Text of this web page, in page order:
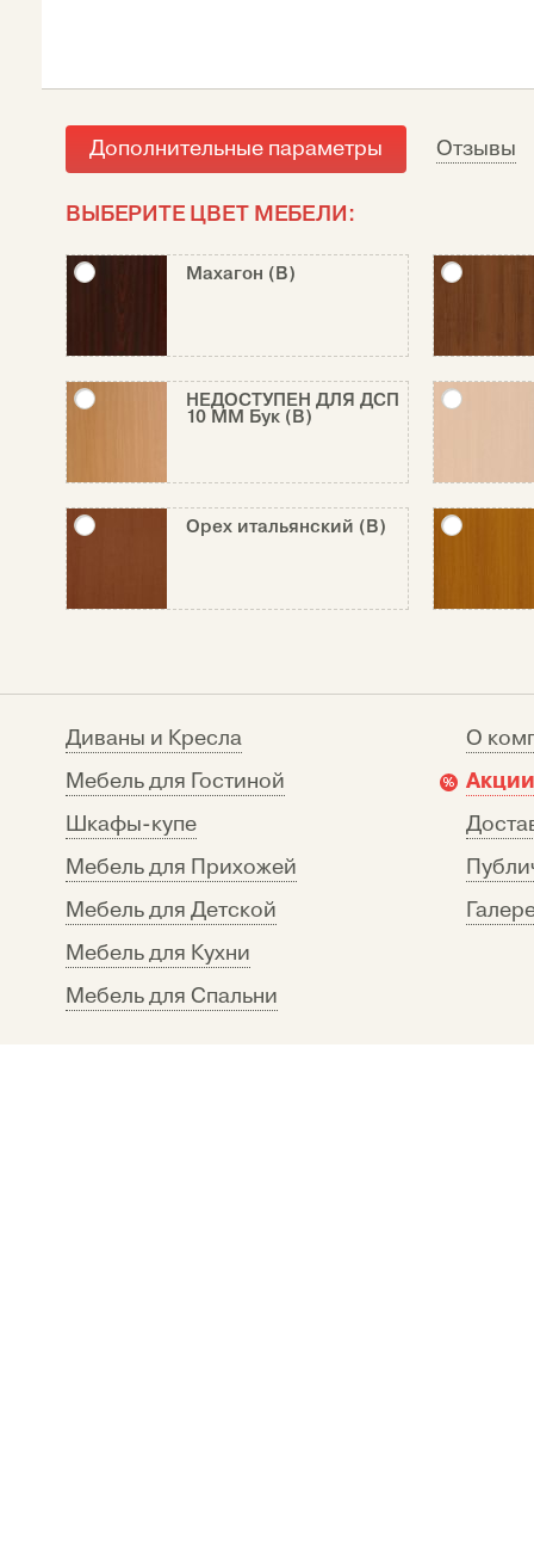
Дополнительные параметры Отзывы
ВЫБЕРИТЕ ЦВЕТ МЕБЕЛИ:
Махагон (В)
НЕДОСТУПЕН ДЛЯ ДСП
10 ММ Бук (В)
Орех итальянский (В)
Диваны и Кресла
Мебель для Гостиной
Шкафы-купе
Мебель для Прихожей
Мебель для Детской
Мебель для Кухни
Мебель для Спальни
О